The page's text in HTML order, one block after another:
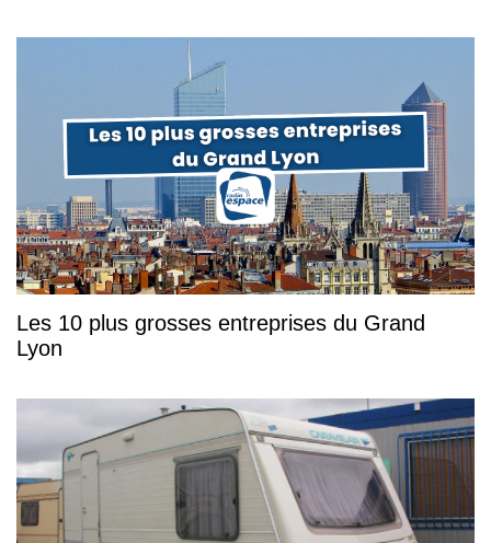
Les 10 plus grosses entreprises du Grand
Lyon